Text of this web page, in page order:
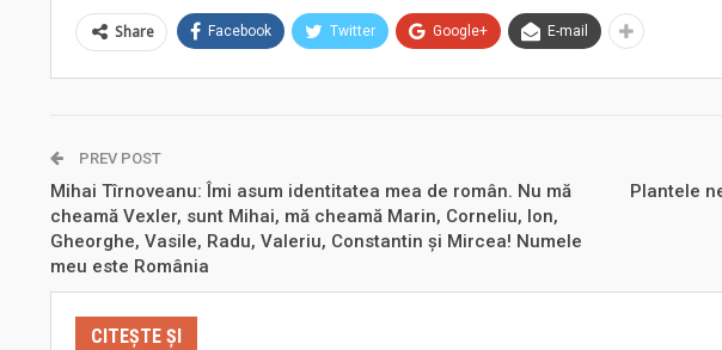
Share Facebook Twitter Google+ E-mail
PREV POST
Mihai Tîrnoveanu: Îmi asum identitatea mea de român. Nu mă
cheamă Vexler, sunt Mihai, mă cheamă Marin, Corneliu, Ion,
Gheorghe, Vasile, Radu, Valeriu, Constantin și Mircea! Numele
meu este România
Plantele
CITEȘTE ȘI